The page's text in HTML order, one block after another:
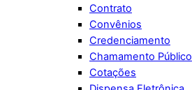
Contrato
Convênios
Credenciamento
Chamamento Público
Cotações